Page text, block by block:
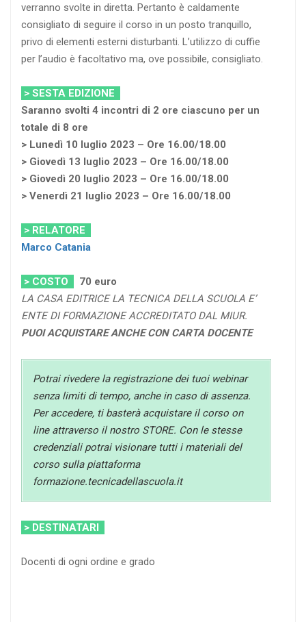
verranno svolte in diretta. Pertanto è caldamente
consigliato di seguire il corso in un posto tranquillo,
privo di elementi esterni disturbanti. L’utilizzo di cuffie
per l’audio è facoltativo ma, ove possibile, consigliato.
> SESTA EDIZIONE
Saranno svolti 4 incontri di 2 ore ciascuno per un
totale di 8 ore
> Lunedì 10 luglio 2023 – Ore 16.00/18.00
> Giovedì 13 luglio 2023 – Ore 16.00/18.00
> Giovedì 20 luglio 2023 – Ore 16.00/18.00
> Venerdì 21 luglio 2023 – Ore 16.00/18.00
> RELATORE
Marco Catania
> COSTO 70 euro
LA CASA EDITRICE LA TECNICA DELLA SCUOLA E’
ENTE DI FORMAZIONE ACCREDITATO DAL MIUR.
PUOI ACQUISTARE ANCHE CON CARTA DOCENTE
Potrai rivedere la registrazione dei tuoi webinar
senza limiti di tempo, anche in caso di assenza.
Per accedere, ti basterà acquistare il corso on
line attraverso il nostro STORE. Con le stesse
credenziali potrai visionare tutti i materiali del
corso sulla piattaforma
formazione.tecnicadellascuola.it
> DESTINATARI
Docenti di ogni ordine e grado